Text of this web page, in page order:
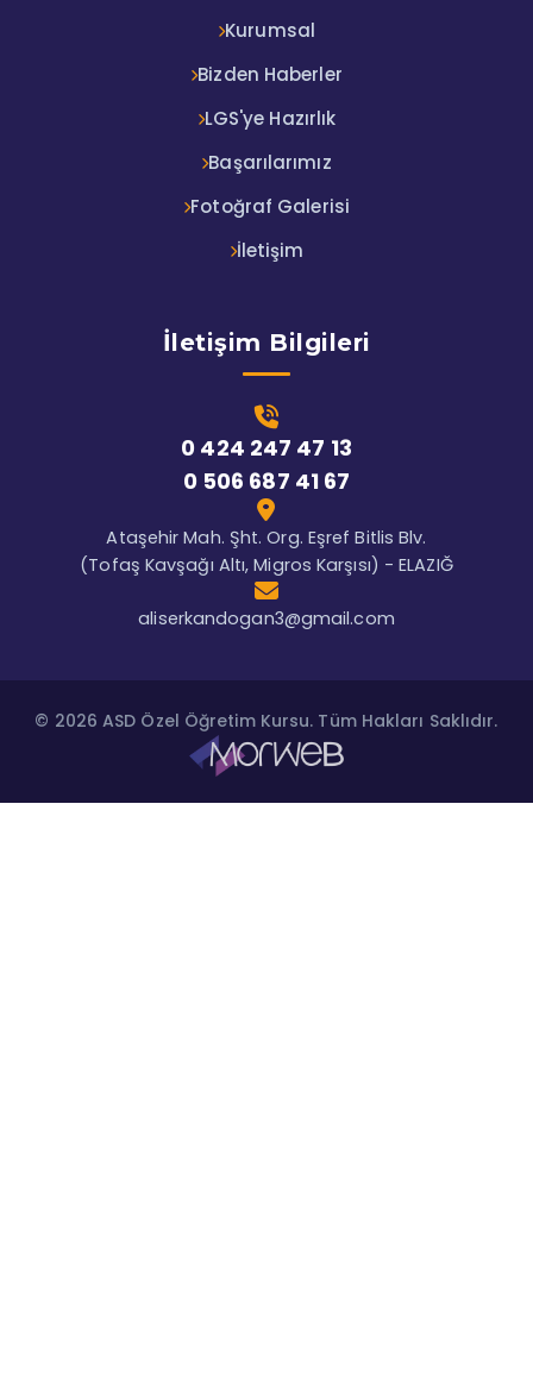
Kurumsal
Bizden Haberler
LGS'ye Hazırlık
Başarılarımız
Fotoğraf Galerisi
İletişim
İletişim Bilgileri
0 424 247 47 13
0 506 687 41 67
Ataşehir Mah. Şht. Org. Eşref Bitlis Blv.
(Tofaş Kavşağı Altı, Migros Karşısı) - ELAZIĞ
aliserkandogan3@gmail.com
© 2026 ASD Özel Öğretim Kursu. Tüm Hakları Saklıdır.